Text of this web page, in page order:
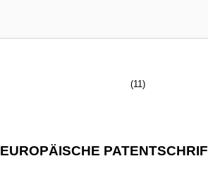
(11)
EUROPÄISCHE